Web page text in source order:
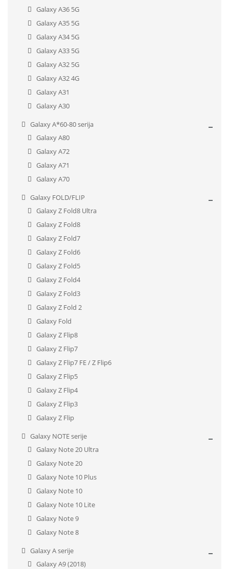
Galaxy A36 5G
Galaxy A35 5G
Galaxy A34 5G
Galaxy A33 5G
Galaxy A32 5G
Galaxy A32 4G
Galaxy A31
Galaxy A30
Galaxy A*60-80 serija
Galaxy A80
Galaxy A72
Galaxy A71
Galaxy A70
Galaxy FOLD/FLIP
Galaxy Z Fold8 Ultra
Galaxy Z Fold8
Galaxy Z Fold7
Galaxy Z Fold6
Galaxy Z Fold5
Galaxy Z Fold4
Galaxy Z Fold3
Galaxy Z Fold 2
Galaxy Fold
Galaxy Z Flip8
Galaxy Z Flip7
Galaxy Z Flip7 FE / Z Flip6
Galaxy Z Flip5
Galaxy Z Flip4
Galaxy Z Flip3
Galaxy Z Flip
Galaxy NOTE serije
Galaxy Note 20 Ultra
Galaxy Note 20
Galaxy Note 10 Plus
Galaxy Note 10
Galaxy Note 10 Lite
Galaxy Note 9
Galaxy Note 8
Galaxy A serije
Galaxy A9 (2018)